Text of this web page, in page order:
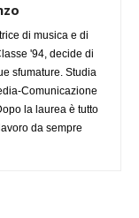
di musica e di
'94, decide di
sfumature. Studia
Comunicazione
la laurea è tutto
da sempre